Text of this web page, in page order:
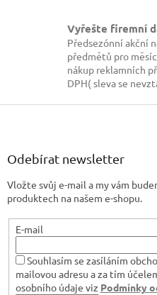
Vyřešte firemní
Předsezónní akční
předmětů pro
nákup reklamních
DPH( sleva se
Odebírat newsletter
Vložte svůj e-mail a my vám
produktech na našem e-shopu.
E-mail
Souhlasím se zasíláním
mailovou adresu a za tím
osobního údaje viz Podmínky